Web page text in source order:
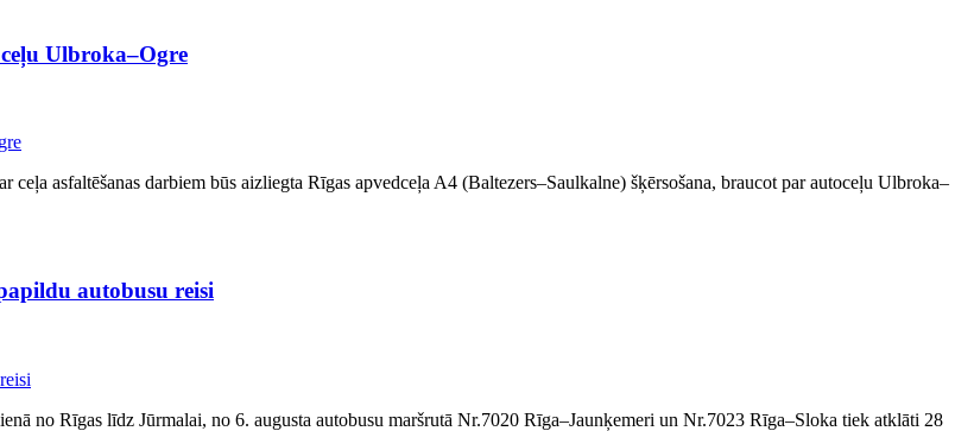
Ulbroka–Ogre
asfaltēšanas darbiem būs aizliegta Rīgas apvedceļa A4 (Baltezers–Saulkalne) šķērsošana, braucot par autoceļu Ulbroka–
autobusu reisi
no Rīgas līdz Jūrmalai, no 6. augusta autobusu maršrutā Nr.7020 Rīga–Jaunķemeri un Nr.7023 Rīga–Sloka tiek atklāti 28